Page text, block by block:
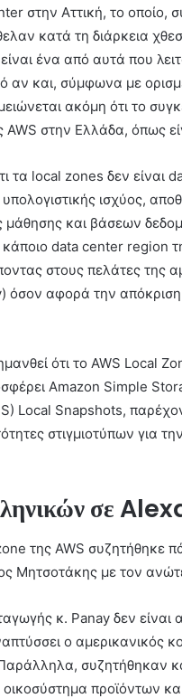
στην Αττική, το
κατά τη διάρκεια
είναι ένα από αυτά που
αν και, σύμφωνα με
ακόμη ότι το
AWS στην Ελλάδα, όπως
τα local zones δεν
ισχύος,
μάθησης και βάσεων
data center region
στους πελάτες της
όσον αφορά την
ότι το AWS Local
Amazon Simple
Local Snapshots,
στιγμιοτύπων για
σε
της AWS συζητήθηκε
Μητσοτάκης με τον
κ. Panay δεν είναι
ο
συζητήθηκαν
προϊόντων